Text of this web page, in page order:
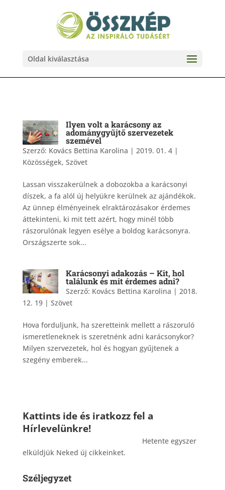
Oldal kiválasztása
Ilyen volt a karácsony az
adománygyűjtő szervezetek
szemével
Szerző: Kovács Bettina Karolina | 2019. 01. 4|
Közösségek, Szövet
Lassan visszakerülnek a dobozokba a karácsonyi
díszek, a fa alól új helyükre kerülnek az ajándékok.
Az ünnep élményeinek elraktározásakor érdemes
áttekinteni, ki mit tett azért, hogy minél több
rászorulónak legyen esélye a boldog karácsonyra.
Országszerte sok...
Karácsonyi adakozás – Kit, hol
találunk és mit érdemes adni?
Szerző: Kovács Bettina Karolina | 2018.
12. 19| Szövet
Hova forduljunk, ha szeretteink mellett a rászoruló
ismeretleneknek is szeretnénk adni karácsonykor?
Milyen szervezetek, hol és hogyan gyűjtenek a
szegény emberek...
Kattints ide és iratkozz fel a
Hírlevelünkre!
Hetente egyszer
elküldjük Neked új cikkeinket.
Széljegyzet